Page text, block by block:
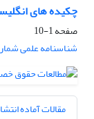
چکیده های
صفحه1-10
شناسنامه علمی
مقالات آماده